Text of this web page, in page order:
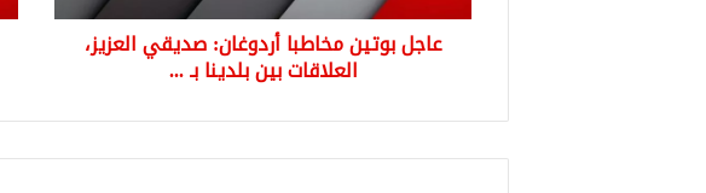
بلدينا
عاجل بوتين مخاطبا أردوغان: صديقي العزيز،
العلاقات بين بلدينا بـ ...
سـ